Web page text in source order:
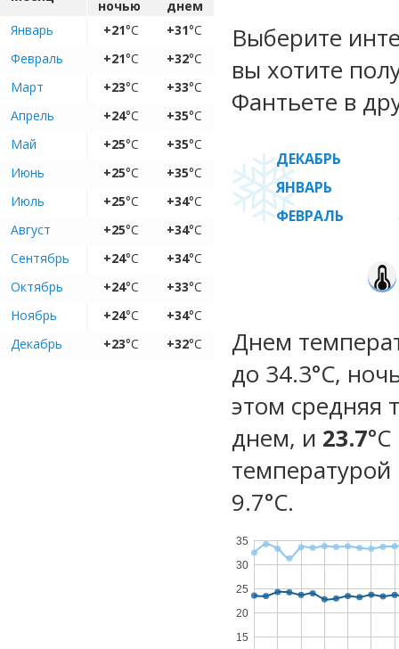
ночью
днем
Январь
+21°C +31°C
Февраль
+21°C +32°C
Март
+23°C +33°C
Апрель
+24°C +35°C
Май
+25°C +35°C
Июнь
+25°C +35°C
Июль
+25°C +34°C
Август
+25°C +34°C
Сентябрь
+24°C +34°C
Октябрь
+24°C +33°C
Ноябрь
+24°C +34°C
Декабрь
+23°C +32°C
Выберите
вы хотите
Фантьете в
ДЕКАБРЬ
ЯНВАРЬ
ФЕВРАЛЬ
Днем
до 34.3°C,
этом средняя
днем, и 23.7
температурой
9.7°С.
15
20
25
30
35